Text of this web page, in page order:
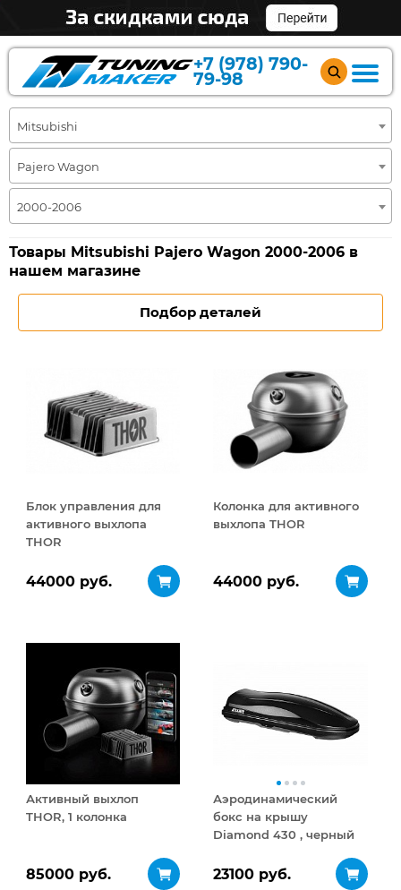
+7 (978) 790-
79-98
Mitsubishi
Pajero Wagon
2000-2006
Товары Mitsubishi Pajero Wagon 2000-2006 в
нашем магазине
Подбор деталей
Блок управления для
активного выхлопа
THOR
44000 руб.
Колонка для активного
выхлопа THOR
44000 руб.
Активный выхлоп
THOR, 1 колонка
85000 руб.
Аэродинамический
бокс на крышу
Diamond 430 , черный
23100 руб.